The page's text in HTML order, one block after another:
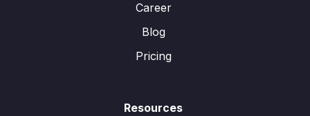
Career
Blog
Pricing
Resources